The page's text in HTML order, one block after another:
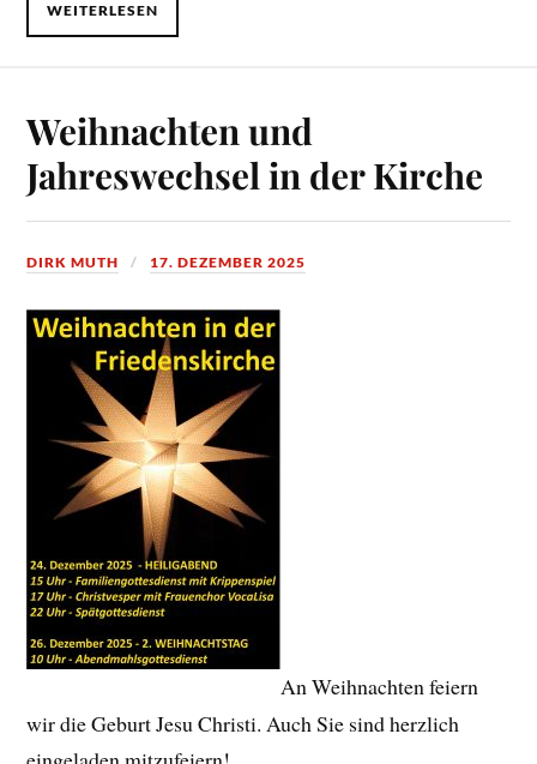
WEITERLESEN
Weihnachten und
Jahreswechsel in der Kirche
DIRK MUTH 17. DEZEMBER 2025
An Weihnachten feiern
wir die Geburt Jesu Christi. Auch Sie sind herzlich